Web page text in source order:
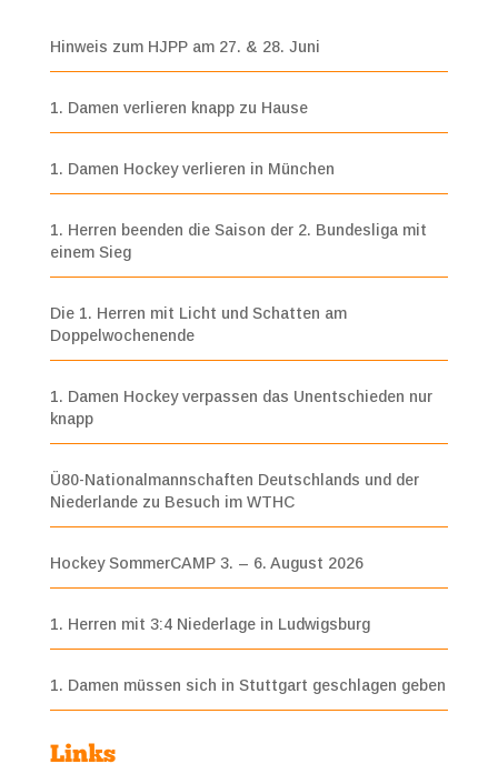
Hinweis zum HJPP am 27. & 28. Juni
1. Damen verlieren knapp zu Hause
1. Damen Hockey verlieren in München
1. Herren beenden die Saison der 2. Bundesliga mit
einem Sieg
Die 1. Herren mit Licht und Schatten am
Doppelwochenende
1. Damen Hockey verpassen das Unentschieden nur
knapp
Ü80-Nationalmannschaften Deutschlands und der
Niederlande zu Besuch im WTHC
Hockey SommerCAMP 3. – 6. August 2026
1. Herren mit 3:4 Niederlage in Ludwigsburg
1. Damen müssen sich in Stuttgart geschlagen geben
Links